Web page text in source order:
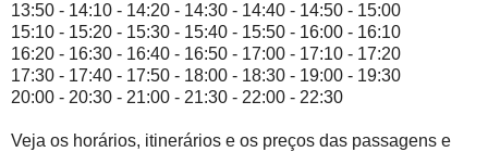
13:50 - 14:10 - 14:20 - 14:30 - 14:40 - 14:50 - 15:00
15:10 - 15:20 - 15:30 - 15:40 - 15:50 - 16:00 - 16:10
16:20 - 16:30 - 16:40 - 16:50 - 17:00 - 17:10 - 17:20
17:30 - 17:40 - 17:50 - 18:00 - 18:30 - 19:00 - 19:30
20:00 - 20:30 - 21:00 - 21:30 - 22:00 - 22:30
Veja os horários, itinerários e os preços das passagens e